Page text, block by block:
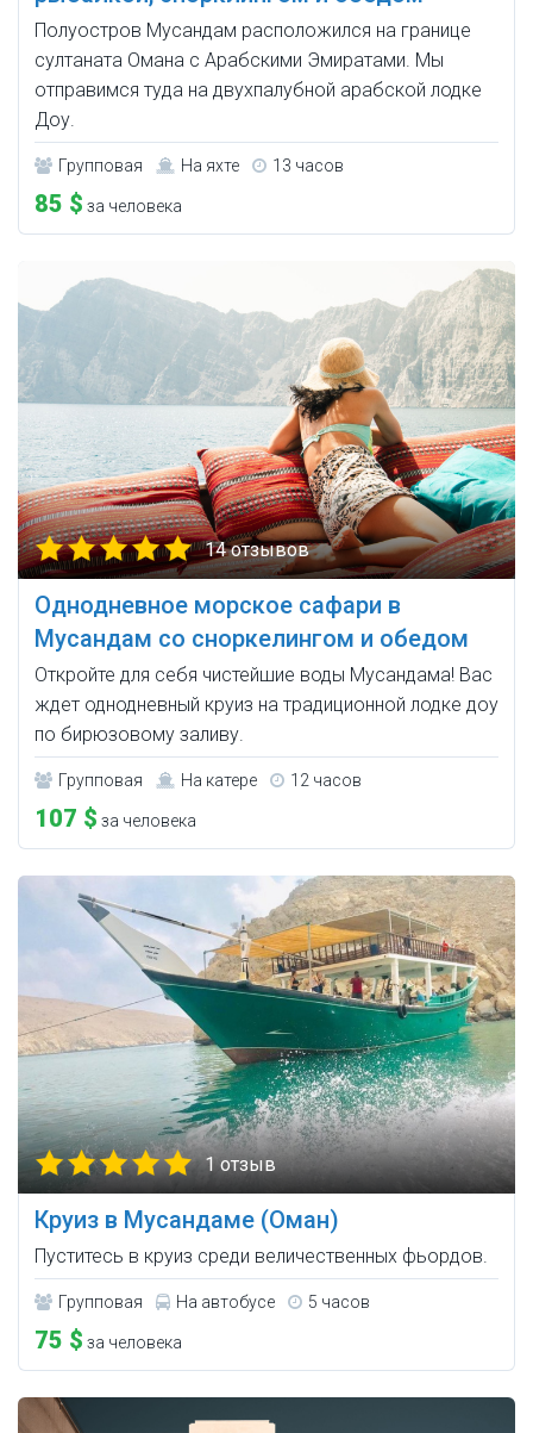
Полуостров Мусандам расположился на границе
султаната Омана с Арабскими Эмиратами. Мы
отправимся туда на двухпалубной арабской лодке
Доу.
Групповая На яхте 13 часов
85 $ за человека
14 отзывов
Однодневное морское сафари в
Мусандам со сноркелингом и обедом
Откройте для себя чистейшие воды Мусандама! Вас
ждет однодневный круиз на традиционной лодке доу
по бирюзовому заливу.
Групповая На катере 12 часов
107 $ за человека
1 отзыв
Круиз в Мусандаме (Оман)
Пуститесь в круиз среди величественных фьордов.
Групповая На автобусе 5 часов
75 $ за человека